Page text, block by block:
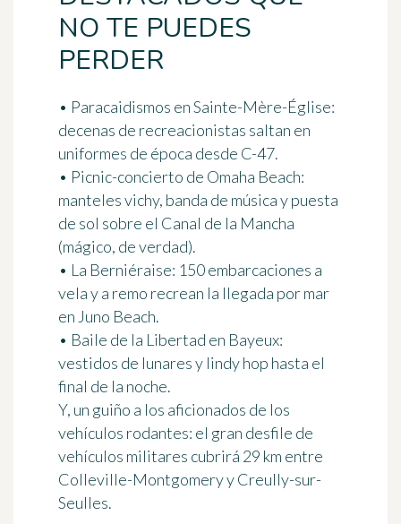
NO TE PUEDES
PERDER
• Paracaidismos en Sainte-Mère-Église:
decenas de recreacionistas saltan en
uniformes de época desde C-47.
• Picnic-concierto de Omaha Beach:
manteles vichy, banda de música y puesta
de sol sobre el Canal de la Mancha
(mágico, de verdad).
• La Berniéraise: 150 embarcaciones a
vela y a remo recrean la llegada por mar
en Juno Beach.
• Baile de la Libertad en Bayeux:
vestidos de lunares y lindy hop hasta el
final de la noche.
Y, un guiño a los aficionados de los
vehículos rodantes: el gran desfile de
vehículos militares cubrirá 29 km entre
Colleville-Montgomery y Creully-sur-
Seulles.